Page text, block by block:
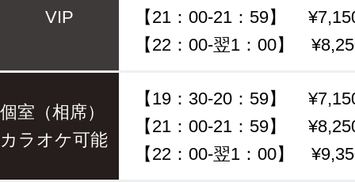
VIP
【21：00-21：59】
【22：00-翌1：00】
個室（相席）
カラオケ可能
【19：30-20：59】
【21：00-21：59】
【22：00-翌1：00】